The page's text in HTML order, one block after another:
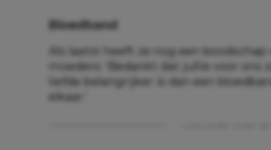
Bloedband
Als laatst heeft ze nog een boodschap
moeders: ‘Bedankt dat jullie voor ons
liefde belangrijker is dan een
elkaar.’